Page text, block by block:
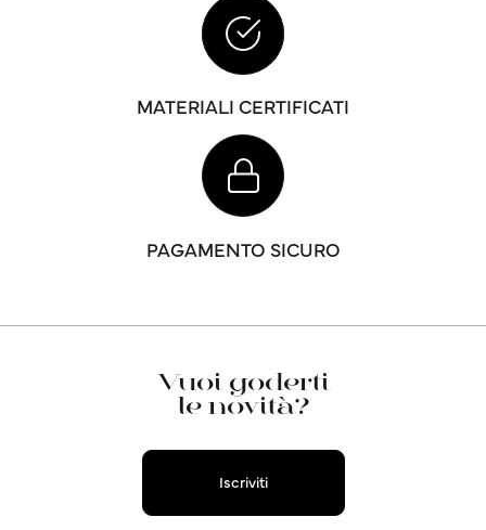
MATERIALI CERTIFICATI
PAGAMENTO SICURO
Vuoi goderti
le novità?
Iscriviti